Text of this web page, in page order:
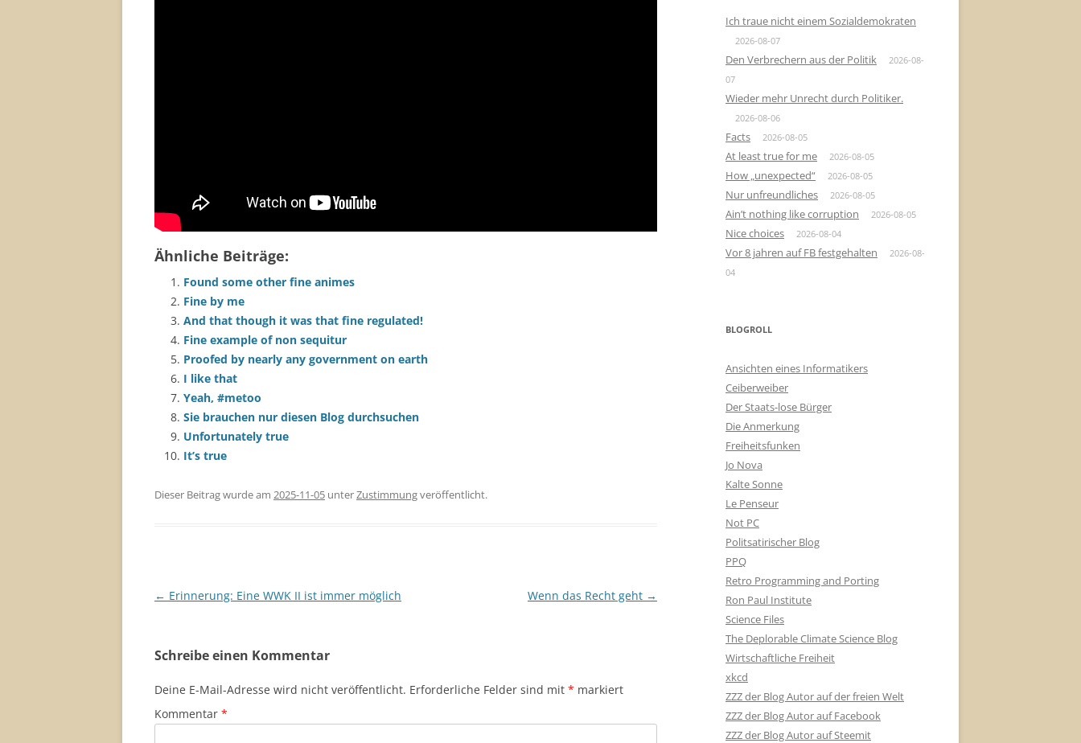
Ähnliche Beiträge:
Found some other fine animes
Fine by me
And that though it was that fine regulated!
Fine example of non sequitur
Proofed by nearly any government on earth
I like that
Yeah, #metoo
Sie brauchen nur diesen Blog durchsuchen
Unfortunately true
It’s true
Dieser Beitrag wurde am 2025-11-05 unterZustimmungveröffentlicht.
Beitragsnavigation
← Erinnerung: Eine WWK II ist immer möglich Wenn das Recht geht →
Schreibe einen Kommentar
Deine E-Mail-Adresse wird nicht veröffentlicht. Erforderliche Felder sind mit * markiert
Kommentar *
Ich traue nicht einem Sozialdemokraten
2026-08-07
Den Verbrechern aus der Politik
2026-08-
07
Wieder mehr Unrecht durch Politiker.
2026-08-06
Facts 2026-08-05
At least true for me 2026-08-05
How „unexpected“ 2026-08-05
Nur unfreundliches 2026-08-05
Ain’t nothing like corruption 2026-08-05
Nice choices 2026-08-04
Vor 8 jahren auf FB festgehalten
2026-08-
04
BLOGROLL
Ansichten eines Informatikers
Ceiberweiber
Der Staats-lose Bürger
Die Anmerkung
Freiheitsfunken
Jo Nova
Kalte Sonne
Le Penseur
Not PC
Politsatirischer Blog
PPQ
Retro Programming and Porting
Ron Paul Institute
Science Files
The Deplorable Climate Science Blog
Wirtschaftliche Freiheit
xkcd
ZZZ der Blog Autor auf der freien Welt
ZZZ der Blog Autor auf Facebook
ZZZ der Blog Autor auf Steemit